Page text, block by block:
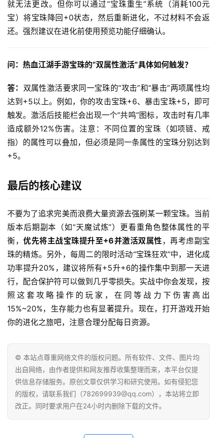
就无法更改。但你可以通过“宝珠重生”系统（消耗100元
宝）将宝珠降回+0状态，然后重新进化，不过材料不会返
还。强烈建议在进化前使用预览功能仔细确认。
问：热血江湖手游宝珠的“双属性激活”具体如何触发？
答： 双属性激活要求同一宝珠的“攻击”和“暴击”两项属性均
达到+5以上。例如，你的攻击宝珠+6、暴击宝珠+5，即可
触发。激活后技能栏会出现一个“共鸣”图标，攻击时有几率
造成额外12%伤害。注意：不同位置的宝珠（如项链、戒
指）的属性可以叠加，但必须是同一条属性的宝珠分别达到
+5。
最后的核心建议
不要为了追求完美而浪费大量资源去强刷某一颗宝珠。当前
版本后期副本（如“天魔试炼”）更看重角色整体属性的平
衡， 优先将主战宝珠提升至+6并激活双属性 ，再考虑副宝
珠的精炼。另外，每周二的限时活动“宝珠狂欢”中，进化成
功率提升20%，建议将所有+5升+6的操作集中到那一天进
行，配合保护符可以做到几乎零损失。实战中你会发现，按
照这套攻略操作的玩家，在同等战力下伤害高出
15%~20%，生存能力也有显著提升。现在，打开游戏开始
你的进化之旅吧，注意合理分配每日资源。
© 本站点尊重网络文件的版权问题。所有软件、文件、图片均
出自网络，由作者提供和网友推荐收集整理而来，本平台仅提
供信息存储服务。原创文章仅供学习和研究使用。如有侵犯您
的版权，请联系我们（782699939@qq.com），本站将立即
改正。同时要求用户在24小时内删除下载的文件。